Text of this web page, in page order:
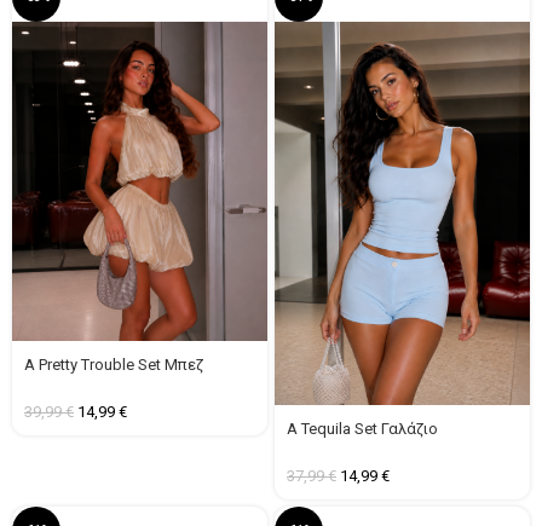
A Pretty Trouble Set Μπεζ
39,99€ 14,99 €
A Tequila Set Γαλάζιο
37,99€ 14,99 €